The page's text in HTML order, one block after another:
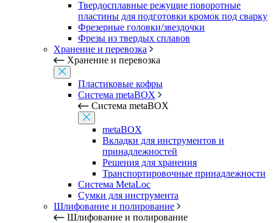
Твердосплавные режущие поворотные
пластины для подготовки кромок под сварку
Фрезерные головки/звездочки
Фрезы из твердых сплавов
Хранение и перевозка
Хранение и перевозка
Пластиковые кофры
Система metaBOX
Система metaBOX
metaBOX
Вкладки для инструментов и
принадлежностей
Решения для хранения
Транспортировочные принадлежности
Система MetaLoc
Сумки для инструмента
Шлифование и полирование
Шлифование и полирование